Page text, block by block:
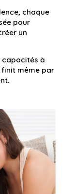
chaque
pour
un
capacités à
finit même par